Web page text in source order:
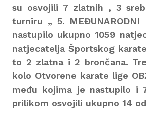
su osvojili 7 zlatnih , 3
turniru „ 5. MEĐUNARODNI
nastupilo ukupno 1059
natjecatelja Športskog
to 2 zlatna i 2 brončana.
kolo Otvorene karate lige
među kojima je nastupilo i
prilikom osvojili ukupno 14